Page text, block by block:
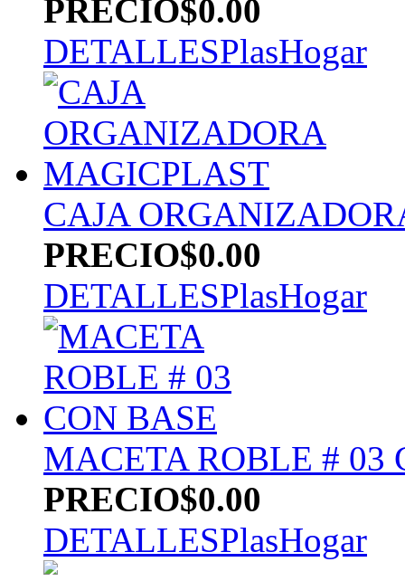
PRECIO$0.00
DETALLESPlasHogar
CAJA
PRECIO$0.00
DETALLESPlasHogar
MACETA ROBLE # 03
PRECIO$0.00
DETALLESPlasHogar